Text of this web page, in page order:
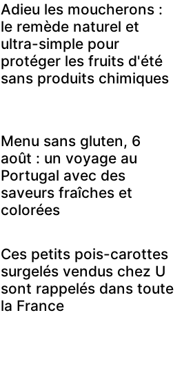
Adieu les moucherons :
le remède naturel et
ultra-simple pour
protéger les fruits d'été
sans produits chimiques
Menu sans gluten, 6
août : un voyage au
Portugal avec des
saveurs fraîches et
colorées
Ces petits pois-carottes
surgelés vendus chez U
sont rappelés dans toute
la France